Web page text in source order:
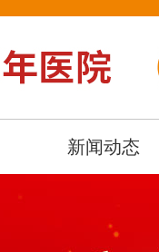
新闻动态